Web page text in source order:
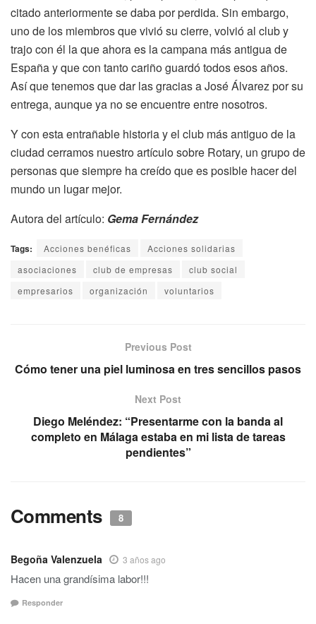
citado anteriormente se daba por perdida. Sin embargo,
uno de los miembros que vivió su cierre, volvió al club y
trajo con él la que ahora es la campana más antigua de
España y que con tanto cariño guardó todos esos años.
Así que tenemos que dar las gracias a José Álvarez por su
entrega, aunque ya no se encuentre entre nosotros.
Y con esta entrañable historia y el club más antiguo de la
ciudad cerramos nuestro artículo sobre Rotary, un grupo de
personas que siempre ha creído que es posible hacer del
mundo un lugar mejor.
Autora del artículo: Gema Fernández
Tags: Acciones benéficas
Acciones solidarias
asociaciones
club de empresas
club social
empresarios
organización voluntarios
Previous Post
Cómo tener una piel luminosa en tres sencillos pasos
Next Post
Diego Meléndez: “Presentarme con la banda al
completo en Málaga estaba en mi lista de tareas
pendientes”
Comments 8
Begoña Valenzuela 3 años ago
Hacen una grandísima labor!!!
Responder